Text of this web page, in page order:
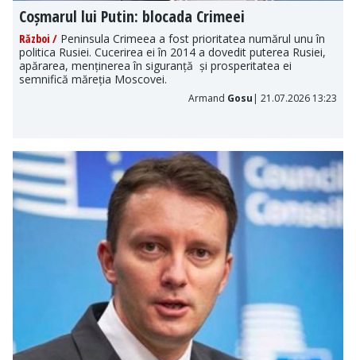
Coșmarul lui Putin: blocada Crimeei
Război / Peninsula Crimeea a fost prioritatea numărul unu în
politica Rusiei. Cucerirea ei în 2014 a dovedit puterea Rusiei,
apărarea, menținerea în siguranță și prosperitatea ei
semnifică măreția Moscovei.
Armand Gosu | 21.07.2026 13:23